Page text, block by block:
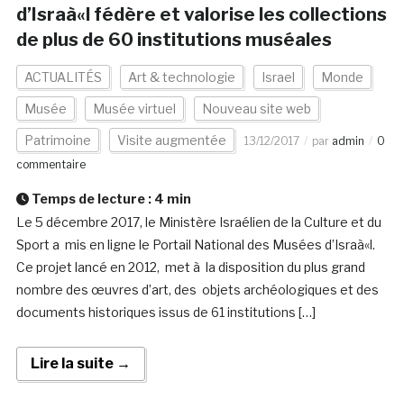
d’Israà«l fédère et valorise les collections
de plus de 60 institutions muséales
ACTUALITÉS Art & technologie Israel Monde
Musée Musée virtuel Nouveau site web
Patrimoine Visite augmentée 13/12/2017 par admin
0
commentaire
Temps de lecture : 4 min
Le 5 décembre 2017, le Ministère Israélien de la Culture et du
Sport a mis en ligne le Portail National des Musées d’Israà«l.
Ce projet lancé en 2012, met à la disposition du plus grand
nombre des œuvres d’art, des objets archéologiques et des
documents historiques issus de 61 institutions […]
Lire la suite →